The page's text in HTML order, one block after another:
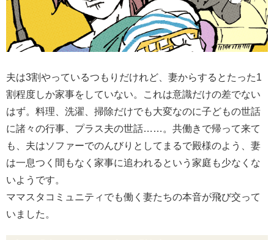
夫は3割やっているつもりだけれど、妻からするとたった1
割程度しか家事をしていない。これは意識だけの差でない
はず。料理、洗濯、掃除だけでも大変なのに子どもの世話
に諸々の行事、プラス夫の世話……。共働きで帰って来て
も、夫はソファーでのんびりとしてまるで殿様のよう、妻
は一息つく間もなく家事に追われるという家庭も少なくな
いようです。
ママスタコミュニティでも働く妻たちの本音が飛び交って
いました。